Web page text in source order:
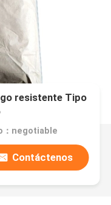
resistente Tipo
：negotiable
Contáctenos